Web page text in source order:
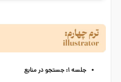
جلسه ۱: جستجو در منابع